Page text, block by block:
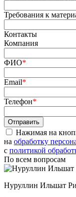
Требования к
Контакты
Компания
ФИО*
Email*
Телефон*
Нажимая на
на обработку
c политикой
По всем вопросам
Нуруллин Ильшат